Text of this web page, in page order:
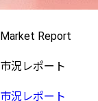
Market Report
市況レポート
市況レポート